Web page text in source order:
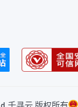
千寻云 版权所有